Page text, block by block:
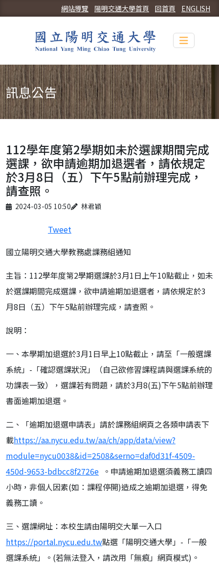
ENGLISH
回首頁
陽明交通大學首頁
網站導覽
Toggle
訊息公告
112學年度第2學期如未於選課期間完成
選課，欲申請逾期加退選者，請依規定
於3月8日（五）下午5點前辦理完成，
請查照。
Published on
2024-03-05 10:50
Author 林君穎
Tweet
國立陽明交通大學教務處課務組通知
主旨： 112學年度第2學期選課於3月1日上午10點截止，如未
於選課期間完成選課，欲申請逾期加退選者，請依規定於3
月8日（五）下午5點前辦理完成，請查照。
說明：
一、本學期加退選於3月1日早上10點截止，請至「一般選課
系統」-「確認選課狀況」（自己欲修習課程請與選課系統的
功課表一致），選課若有問題，請於3月8(五)下午5點前辦理
書面逾期加退選。
二、「逾期加退選申請表」請於課務組網頁之各類申請表下
載https://aa.nycu.edu.tw/aa/ch/app/data/view?
module=nycu0038&id=2508&serno=daf0d31f-4509-
450d-9653-bdbcc8f2726e 。申請逾期加退選須義務工讀四
小時，非個人因素(如：課程停開)造成之逾期加退選，得免
義務工讀。
三、選課網址：本校生請由陽明交大單一入口
https://portal.nycu.edu.tw點選「陽明交通大學」-「一般
選課系統」。(若無法登入，請改用「無痕」網頁模式)。